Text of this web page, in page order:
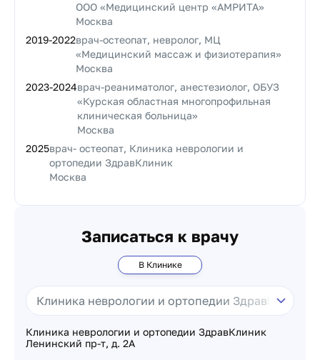
ООО «Медицинский центр «АМРИТА»
Москва
2019-2022врач-остеопат, невролог, МЦ
«Медицинский массаж и физиотерапия»
Москва
2023-2024врач-реаниматолог, анестезиолог, ОБУЗ
«Курская областная многопрофильная
клиническая больница»
Москва
2025врач- остеопат, Клиника неврологии и
ортопедии ЗдравКлиник
Москва
Записаться к врачу
В Клинике
Клиника неврологии и ортопедии ЗдравКлиник
Ленинский пр-т, д. 2А